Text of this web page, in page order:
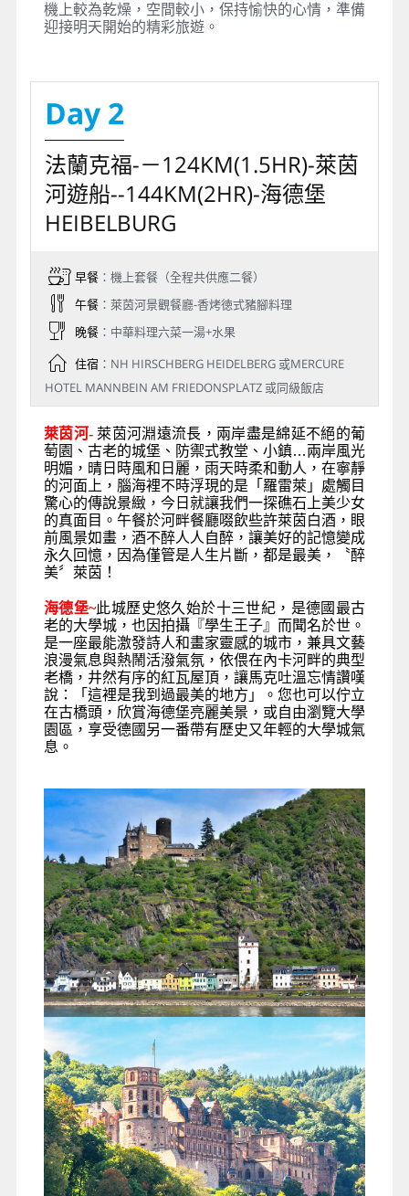
機上較為乾燥，空間較小，保持愉快的心情，準備
迎接明天開始的精彩旅遊。
Day 2
法蘭克福-－124KM(1.5HR)-萊茵
河遊船--144KM(2HR)-海德堡
HEIBELBURG
早餐：機上套餐（全程共供應二餐）
午餐：萊茵河景觀餐廳-香烤徳式豬腳料理
晚餐：中華料理六菜一湯+水果
住宿：NH HIRSCHBERG HEIDELBERG 或MERCURE
HOTEL MANNBEIN AM FRIEDONSPLATZ 或同級飯店
萊茵河- 萊茵河淵遠流長，兩岸盡是綿延不絕的葡
萄園、古老的城堡、防禦式教堂、小鎮…兩岸風光
明媚，晴日時風和日麗，雨天時柔和動人，在寧靜
的河面上，腦海裡不時浮現的是「羅雷萊」處觸目
驚心的傳說景緻，今日就讓我們一探礁石上美少女
的真面目。午餐於河畔餐廳啜飲些許萊茵白酒，眼
前風景如畫，酒不醉人人自醉，讓美好的記憶變成
永久回憶，因為僅管是人生片斷，都是最美，〝醉
美〞萊茵！
海德堡~此城歷史悠久始於十三世紀，是德國最古
老的大學城，也因拍攝『學生王子』而聞名於世。
是一座最能激發詩人和畫家靈感的城市，兼具文藝
浪漫氣息與熱鬧活潑氣氛，依偎在內卡河畔的典型
老橋，井然有序的紅瓦屋頂，讓馬克吐溫忘情讚嘆
說：「這裡是我到過最美的地方」。您也可以佇立
在古橋頭，欣賞海德堡亮麗美景，或自由瀏覽大學
園區，享受德國另一番帶有歷史又年輕的大學城氣
息。